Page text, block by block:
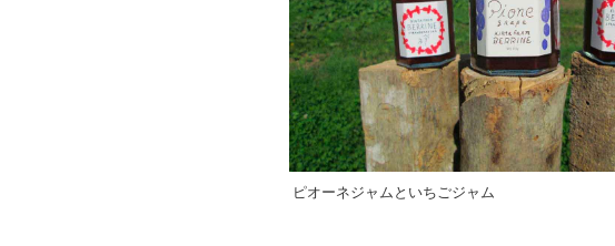
ピオーネジャムといちごジャム